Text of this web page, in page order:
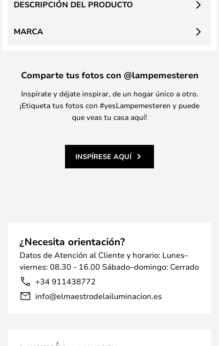
DESCRIPCIÓN DEL PRODUCTO
MARCA
Comparte tus fotos con @lampemesteren
Inspírate y déjate inspirar, de un hogar único a otro.
¡Etiqueta tus fotos con #yesLampemesteren y puede
que veas tu casa aquí!
INSPÍRESE AQUÍ
¿Necesita orientación?
Datos de Atención al Cliente y horario: Lunes–
viernes: 08.30 - 16.00 Sábado–domingo: Cerrado
+34 911438772
info@elmaestrodelailuminacion.es